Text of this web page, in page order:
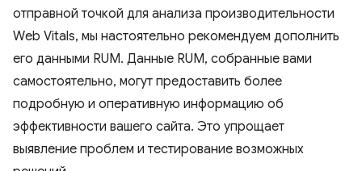
отправной точкой для анализа производительности
Web Vitals, мы настоятельно рекомендуем дополнить
его данными RUM. Данные RUM, собранные вами
самостоятельно, могут предоставить более
подробную и оперативную информацию об
эффективности вашего сайта. Это упрощает
выявление проблем и тестирование возможных